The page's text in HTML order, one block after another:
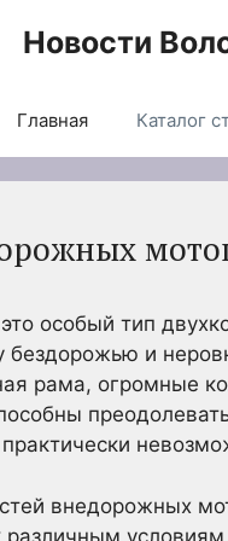
Новости
Главная Каталог
особый тип
и
рама, огромные
внедорожных
различным